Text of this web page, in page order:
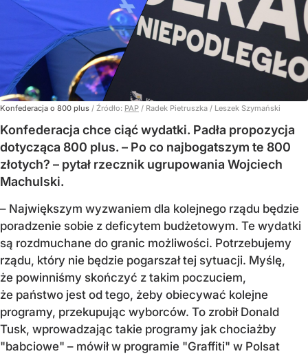
Konfederacja o 800 plus / Źródło: PAP / Radek Pietruszka / Leszek Szymański
Konfederacja chce ciąć wydatki. Padła propozycja
dotycząca 800 plus. – Po co najbogatszym te 800
złotych? – pytał rzecznik ugrupowania Wojciech
Machulski.
– Największym wyzwaniem dla kolejnego rządu będzie
poradzenie sobie z deficytem budżetowym. Te wydatki
są rozdmuchane do granic możliwości. Potrzebujemy
rządu, który nie będzie pogarszał tej sytuacji. Myślę,
że powinniśmy skończyć z takim poczuciem,
że państwo jest od tego, żeby obiecywać kolejne
programy, przekupując wyborców. To zrobił Donald
Tusk, wprowadzając takie programy jak chociażby
"babciowe" – mówił w programie "Graffiti" w Polsat